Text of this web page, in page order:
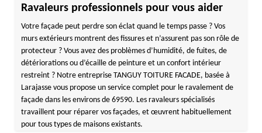
Ravaleurs professionnels pour vous aider
Votre façade peut perdre son éclat quand le temps passe ? Vos
murs extérieurs montrent des fissures et n’assurent pas son rôle de
protecteur ? Vous avez des problèmes d’humidité, de fuites, de
détériorations ou d’écaille de peinture et un confort intérieur
restreint ? Notre entreprise TANGUY TOITURE FACADE, basée à
Larajasse vous propose un service complet pour le ravalement de
façade dans les environs de 69590. Les ravaleurs spécialisés
travaillent pour réparer vos façades, et œuvrent habituellement
pour tous types de maisons existants.